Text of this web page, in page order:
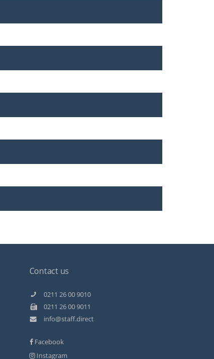
Contact us
0211 26 00 9010
0211 26 00 9011
info@staff.direct
Facebook
Instagram
SEHR GUT